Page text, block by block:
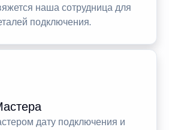
наша сотрудница для
подключения.
дату подключения и